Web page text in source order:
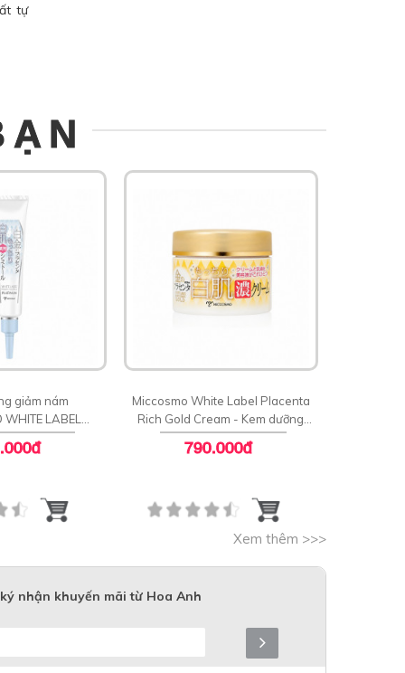
tự
giảm nám
WHITE LABEL
PLACENTA
CREAM
Miccosmo White Label Placenta
Rich Gold Cream - Kem dưỡng
sáng ngăn ngừa lão hoá
790.000đ
Xem thêm >>>
nhận khuyến mãi từ Hoa Anh